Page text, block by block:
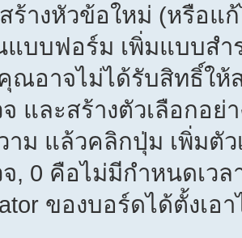
างหัวข้อใหม่ (หรือแ
แบบฟอร์ม เพิ่มแบบส
ณอาจไม่ได้รับสิทธิ์ให้
และสร้างตัวเลือกอย่
ม แล้วคลิกปุ่ม เพิ่มตั
, 0 คือไม่มีกำหนดเว
ของบอร์ดได้ตั้งเอา